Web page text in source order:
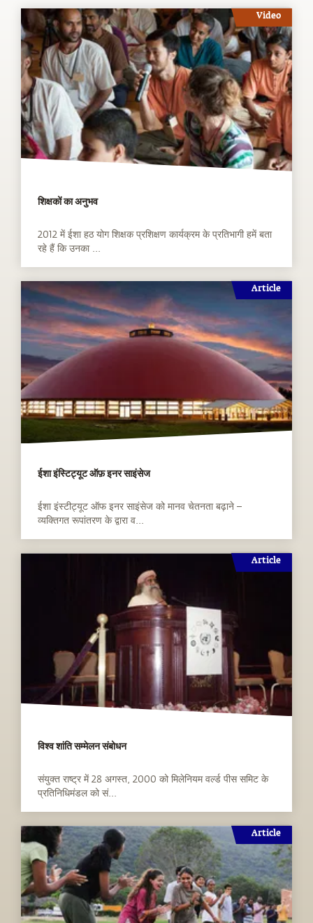
Video
शिक्षकों का अनुभव
2012 में ईशा हठ योग शिक्षक प्रशिक्षण कार्यक्रम के प्रतिभागी हमें बता
रहे हैं कि उनका ...
Article
ईशा इंस्टिट्यूट ऑफ़ इनर साइंसेज
ईशा इंस्टीट्यूट ऑफ इनर साइंसेज को मानव चेतनता बढ़ाने –
व्यक्तिगत रूपांतरण के द्वारा व...
Article
विश्व शांति सम्मेलन संबोधन
संयुक्त राष्ट्र में 28 अगस्त, 2000 को मिलेनियम वर्ल्ड पीस समिट के
प्रतिनिधिमंडल को सं...
Article